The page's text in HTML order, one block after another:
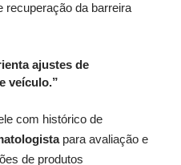
recuperação da barreira
ajustes de
veículo.”
com histórico de
para avaliação e
de produtos